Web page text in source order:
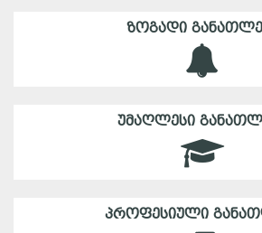
ᲖᲝᲒᲐᲓᲘ
ᲣᲛᲐᲦᲚᲔᲡᲘ
ᲞᲠᲝᲤᲔᲡᲘᲣᲚᲘ